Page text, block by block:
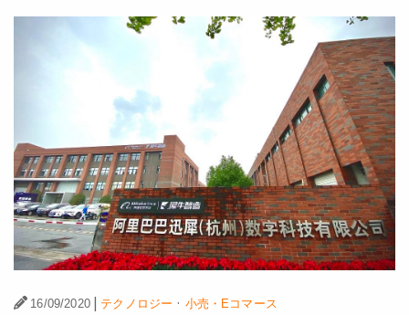
16/09/2020 | テクノロジー · 小売・Eコマース